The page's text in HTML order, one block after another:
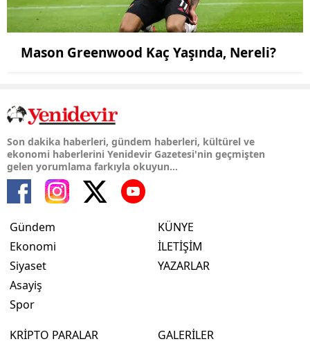
Mason Greenwood Kaç Yaşında, Nereli?
Son dakika haberleri, gündem haberleri, kültürel ve
ekonomi haberlerini Yenidevir Gazetesi'nin geçmişten
gelen yorumlama farkıyla okuyun...
Gündem
Ekonomi
Siyaset
Asayiş
Spor
KÜNYE
İLETİŞİM
YAZARLAR
KRİPTO PARALAR GALERİLER